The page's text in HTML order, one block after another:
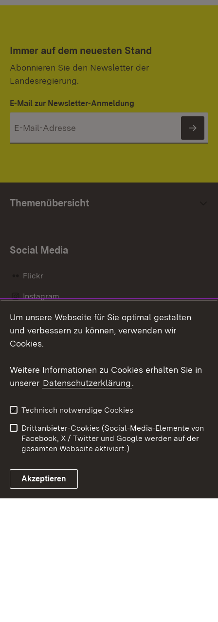
Immer auf dem neuesten Stand
Abonnieren Sie den Newsletter der
Landesregierung.
E-Mail zur Newsletter-Anmeldung
Themenübersicht
Social Media
Flickr
Instagram
Social Wall
Link zum Landesportal
Barrierefreiheit
Benutzungshinweise
Impressum
Cookies
Um unsere Webseite für Sie optimal gestalten
und verbessern zu können, verwenden wir
Cookies.
Weitere Informationen zu Cookies erhalten Sie in
unserer Datenschutzerklärung.
Technisch notwendige Cookies
Drittanbieter-Cookies (Social-Media-Elemente von
Facebook, X / Twitter und Google werden auf der
gesamten Webseite aktiviert.)
Akzeptieren